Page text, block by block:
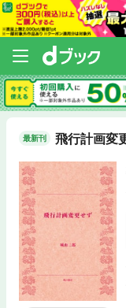
最新刊 飛行計画変